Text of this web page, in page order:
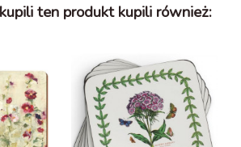
ten produkt kupili również: